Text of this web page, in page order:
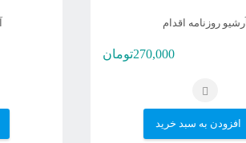
آرشیو روزنامه اقدام
270,000تومان
افزودن به سبد خرید